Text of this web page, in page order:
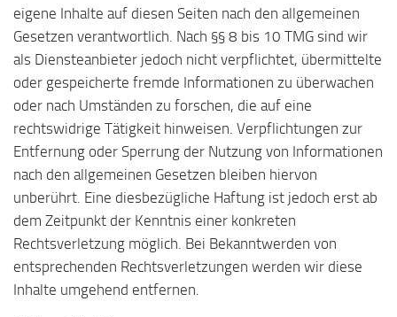
eigene Inhalte auf diesen Seiten nach den allgemeinen
Gesetzen verantwortlich. Nach §§ 8 bis 10 TMG sind wir
als Diensteanbieter jedoch nicht verpflichtet, übermittelte
oder gespeicherte fremde Informationen zu überwachen
oder nach Umständen zu forschen, die auf eine
rechtswidrige Tätigkeit hinweisen. Verpflichtungen zur
Entfernung oder Sperrung der Nutzung von Informationen
nach den allgemeinen Gesetzen bleiben hiervon
unberührt. Eine diesbezügliche Haftung ist jedoch erst ab
dem Zeitpunkt der Kenntnis einer konkreten
Rechtsverletzung möglich. Bei Bekanntwerden von
entsprechenden Rechtsverletzungen werden wir diese
Inhalte umgehend entfernen.